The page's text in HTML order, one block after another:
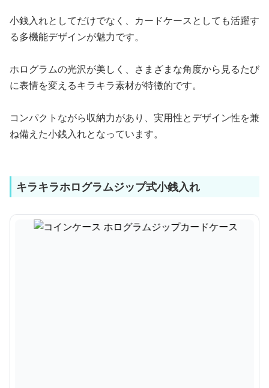
小銭入れとしてだけでなく、カードケースとしても活躍す
る多機能デザインが魅力です。
ホログラムの光沢が美しく、さまざまな角度から見るたび
に表情を変えるキラキラ素材が特徴的です。
コンパクトながら収納力があり、実用性とデザイン性を兼
ね備えた小銭入れとなっています。
キラキラホログラムジップ式小銭入れ